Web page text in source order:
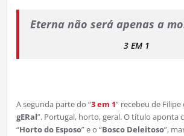
Eterna não será apenas a
3 EM 1
A segunda parte do “3 em 1” recebeu de Filipe
gERal”. Portugal, horto, geral. O título aponta
“Horto do Esposo” e o “Bosco Deleitoso”,